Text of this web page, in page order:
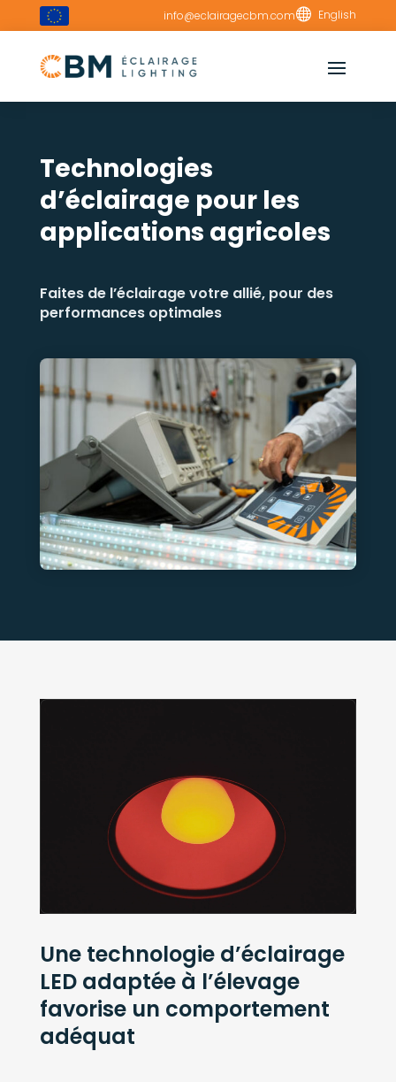
info@eclairagecbm.com English
Technologies
d’éclairage pour les
applications agricoles
Faites de l’éclairage votre allié, pour des
performances optimales
Lecteur vidéo
Une technologie d’éclairage
LED adaptée à l’élevage
favorise un comportement
adéquat